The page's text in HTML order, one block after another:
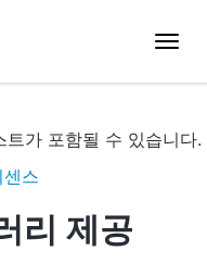
탐
가 포함될 수 있습니다.
센스
리 제공